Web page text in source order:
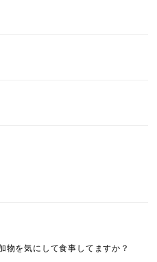
物を気にして食事してますか？